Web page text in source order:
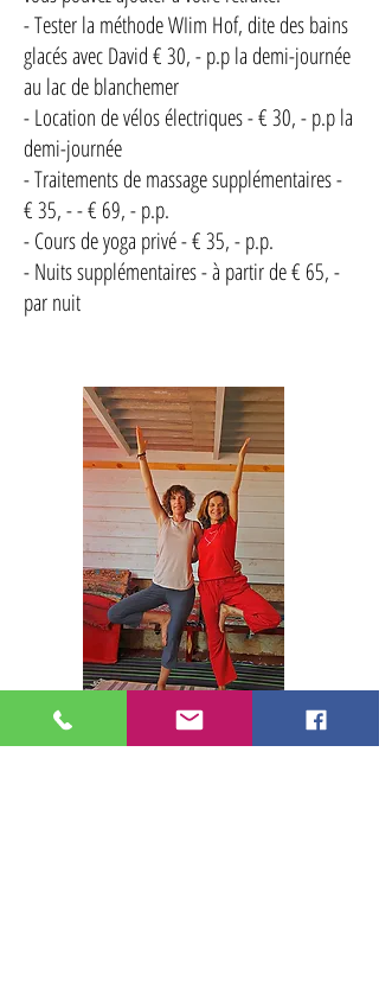
- Tester la méthode WIim Hof, dite des bains
glacés avec David € 30, - p.p la demi-journée
au lac de blanchemer
- Location de vélos électriques - € 30, - p.p la
demi-journée
- Traitements de massage supplémentaires -
€ 35, - - € 69, - p.p.
- Cours de yoga privé - € 35, - p.p.
- Nuits supplémentaires - à partir de € 65, -
par nuit